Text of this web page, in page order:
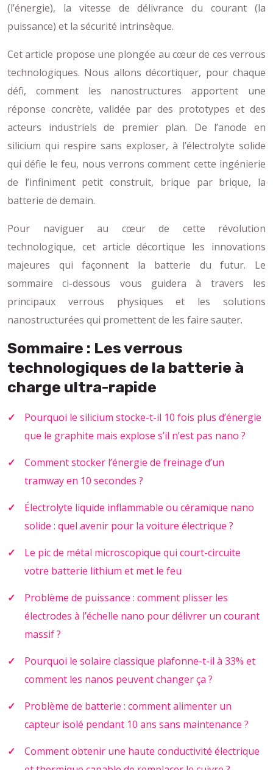
(l’énergie), la vitesse de délivrance du courant (la
puissance) et la sécurité intrinsèque.
Cet article propose une plongée au cœur de ces verrous
technologiques. Nous allons décortiquer, pour chaque
défi, comment les nanostructures apportent une
réponse concrète, validée par des prototypes et des
acteurs industriels de premier plan. De l’anode en
silicium qui respire sans exploser, à l’électrolyte solide
qui défie le feu, nous verrons comment cette ingénierie
de l’infiniment petit construit, brique par brique, la
batterie de demain.
Pour naviguer au cœur de cette révolution
technologique, cet article décortique les innovations
majeures qui façonnent la batterie du futur. Le
sommaire ci-dessous vous guidera à travers les
principaux verrous physiques et les solutions
nanostructurées qui promettent de les faire sauter.
Sommaire : Les verrous
technologiques de la batterie à
charge ultra-rapide
Pourquoi le silicium stocke-t-il 10 fois plus d’énergie
que le graphite mais explose s’il n’est pas nano ?
Comment stocker l’énergie de freinage d’un
tramway en 10 secondes ?
Électrolyte liquide inflammable ou céramique nano
solide : quel avenir pour la voiture électrique ?
Le pic de métal microscopique qui court-circuite
votre batterie lithium et met le feu
Problème de puissance : comment plisser les
électrodes à l’échelle nano pour délivrer un courant
massif ?
Pourquoi le solaire classique plafonne-t-il à 33% et
comment les nanos peuvent changer ça ?
Problème de batterie : comment alimenter un
capteur isolé pendant 10 ans sans maintenance ?
Comment obtenir une haute conductivité électrique